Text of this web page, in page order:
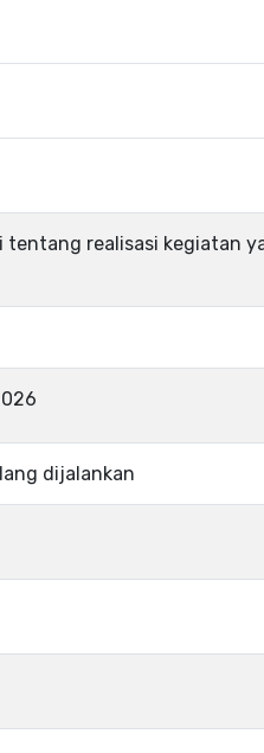
realisasi kegiatan
dijalankan